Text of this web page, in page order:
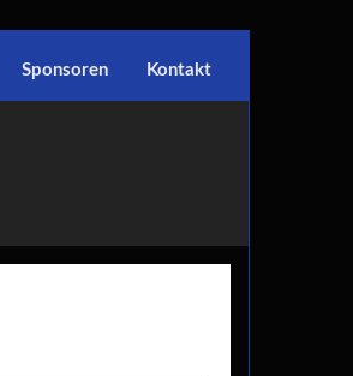
Sponsoren Kontakt